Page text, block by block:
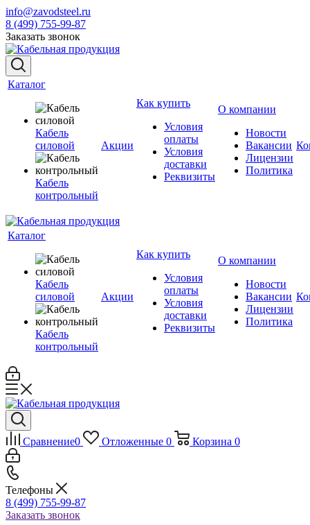
info@zavodsteel.ru
8 (499) 755-99-87
Заказать звонок
Каталог
Кабель
силовой
Кабель
контрольный
Акции
Как купить
Условия
оплаты
Условия
доставки
Реквизиты
О компании
Новости
Вакансии
Лицензии
Политика
Каталог
Кабель
силовой
Кабель
контрольный
Акции
Как купить
Условия
оплаты
Условия
доставки
Реквизиты
О компании
Новости
Вакансии
Лицензии
Политика
Сравнение0 Отложенные 0 Корзина 0
Телефоны
8 (499) 755-99-87
Заказать звонок